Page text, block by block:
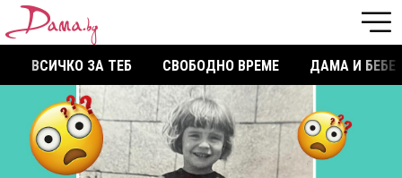
ВСИЧКО ЗА ТЕБ СВОБОДНО ВРЕМЕ ДАМА И БЕБЕ